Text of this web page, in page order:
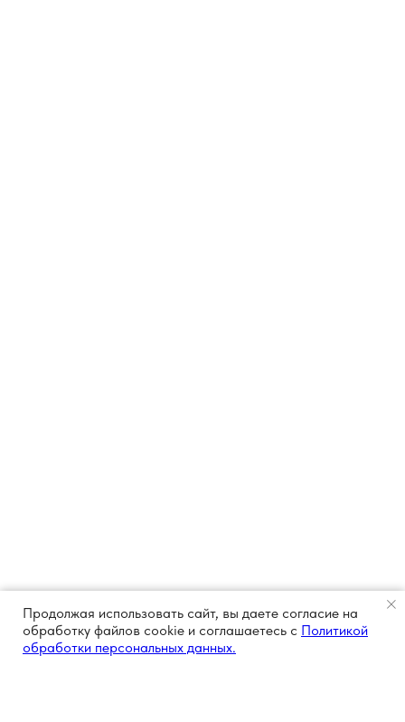
Продолжая использовать сайт, вы даете согласие на
обработку файлов cookie и соглашаетесь с Политикой
обработки персональных данных.